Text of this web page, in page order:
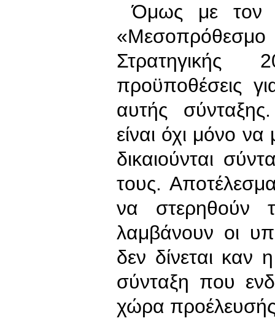
Όμως με τον
Στρατηγικής
προϋποθέσεις
αυτής
είναι όχι μόνο
δικαιούνται
τους. Αποτέλεσμα
να στερηθούν
λαμβάνουν οι
δεν δίνεται καν
σύνταξη που
χώρα